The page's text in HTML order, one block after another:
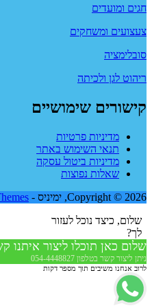
חגים ומועדים
צעצועים ומשחקים
סובלימציה
ריהוט לגן ולכיתה
קישורים שימושיים
מדיניות פרטיות
תנאי השימוש באתר
מדיניות ביטול עסקה
שאלות נפוצות
Copyright © 2026, ימיניס - WordPress Theme by
שלום, כיצד נוכל לעזור
לך?
שלום כאן תוכלו ליצור איתנו
ניתן ליצור קשר בטלפון 054-4448827
לרוב אנחנו משיבים תוך מספר דקות